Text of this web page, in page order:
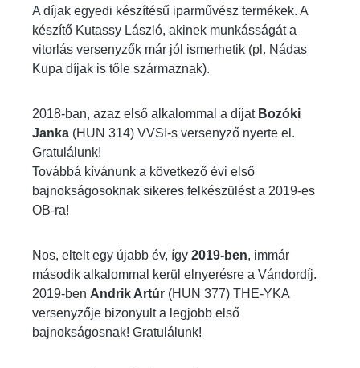
A díjak egyedi készítésű iparművész termékek. A
készítő Kutassy László, akinek munkásságát a
vitorlás versenyzők már jól ismerhetik (pl. Nádas
Kupa díjak is tőle származnak).
2018-ban, azaz első alkalommal a díjat Bozóki
Janka (HUN 314) VVSI-s versenyző nyerte el.
Gratulálunk!
Továbbá kívánunk a következő évi első
bajnokságosoknak sikeres felkészülést a 2019-es
OB-ra!
Nos, eltelt egy újabb év, így 2019-ben, immár
második alkalommal kerül elnyerésre a Vándordíj.
2019-ben Andrik Artúr (HUN 377) THE-YKA
versenyzője bizonyult a legjobb első
bajnokságosnak! Gratulálunk!